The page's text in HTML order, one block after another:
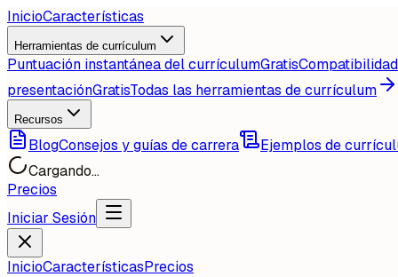
InicioCaracterísticas
Herramientas de currículum
Puntuación instantánea del currículumGratis
presentaciónGratisTodas las herramientas de currículum
Recursos
BlogConsejos y guías de carrera Ejemplos de
Cargando...
Precios
Iniciar Sesión
InicioCaracterísticasPrecios